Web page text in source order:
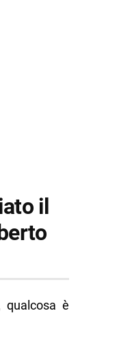
il
qualcosa è